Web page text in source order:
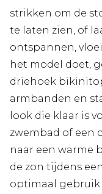
strikken om de
te laten zien, of
ontspannen,
het model doet,
driehoek
armbanden en
look die klaar is
zwembad of een
naar een warme
de zon tijdens
optimaal gebruik